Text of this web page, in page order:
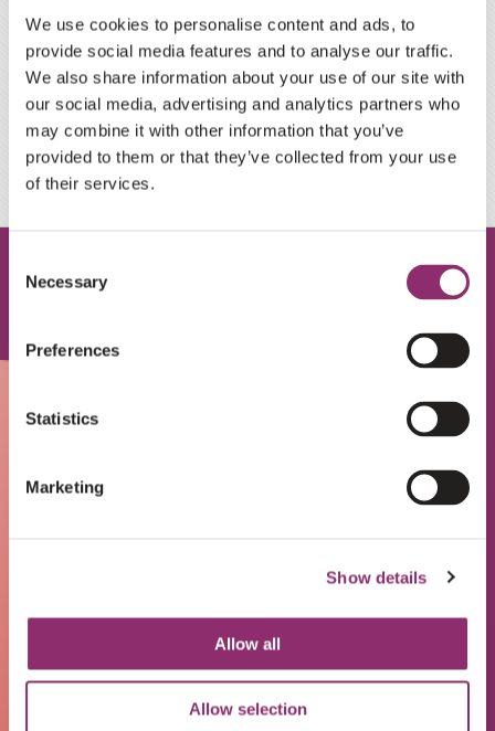
We use cookies to personalise content and ads, to
provide social media features and to analyse our traffic.
We also share information about your use of our site with
our social media, advertising and analytics partners who
may combine it with other information that you’ve
provided to them or that they’ve collected from your use
of their services.
Selection
Necessary
Preferences
Statistics
Marketing
Show details
Allow all
Allow selection
Ik vind het ontzettend mooi dat de stichting een drijvende
kracht is achter het onderzoek naar behandeling en
genezing. Stichting Voor Sara heeft al mooie resultaten
geboekt met onderzoek, behandeling en de verbinding
tussen (wereldwijde) patiënten. Die drie doelen streven
we dan ook na als bestuur!